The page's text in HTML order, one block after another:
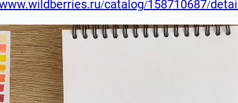
catalog/158710687/